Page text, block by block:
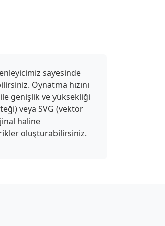
sayesinde
Oynatma hızını
genişlik ve yüksekliği
veya SVG (vektör
haline
oluşturabilirsiniz.